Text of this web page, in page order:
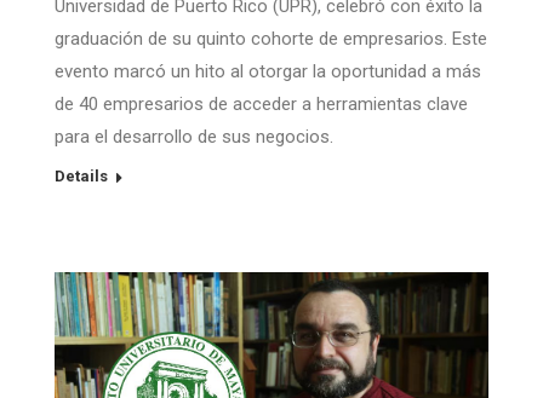
Universidad de Puerto Rico (UPR), celebró con éxito la
graduación de su quinto cohorte de empresarios. Este
evento marcó un hito al otorgar la oportunidad a más
de 40 empresarios de acceder a herramientas clave
para el desarrollo de sus negocios.
Details